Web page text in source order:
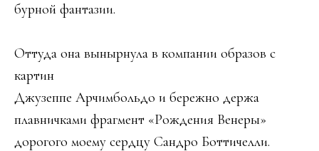
бурной фантазии.
Оттуда она вынырнула в компании образов с
картин
Джузеппе Арчимбольдо и бережно держа
плавничками фрагмент «Рождения Венеры»
дорогого моему сердцу Сандро Боттичелли.